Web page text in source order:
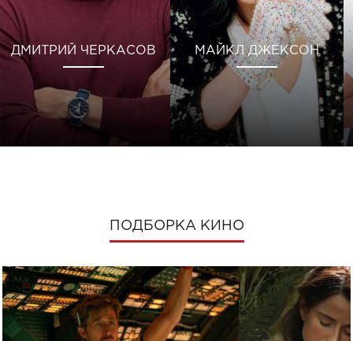
ДМИТРИЙ ЧЕРКАСОВ МАЙКЛ ДЖЕКСОН
ПОДБОРКА КИНО